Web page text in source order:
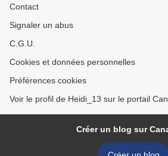
Contact
Signaler un abus
C.G.U.
Cookies et données personnelles
Préférences cookies
Voir le profil de Heidi_13 sur le portail
Créer un blog sur